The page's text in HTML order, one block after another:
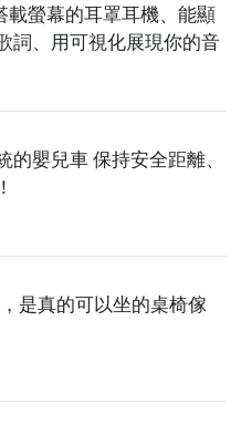
載螢幕的耳罩耳機、能顯
詞、用可視化展現你的音
的嬰兒車 保持安全距離、
是真的可以坐的桌椅傢